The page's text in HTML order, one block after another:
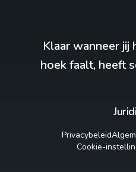
Klaar wanneer jij
hoek faalt, heeft
Privacybeleid
Cookie-